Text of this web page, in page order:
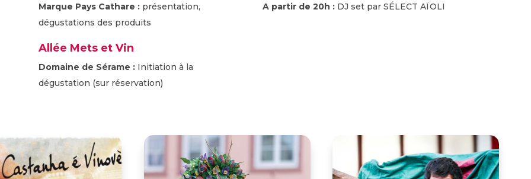
Marque Pays Cathare :présentation,
dégustations des produits
Allée Mets et Vin
Domaine de Sérame :Initiation à la
dégustation (sur réservation)
A partir de 20h :DJ set par SÉLECT AÏOLI